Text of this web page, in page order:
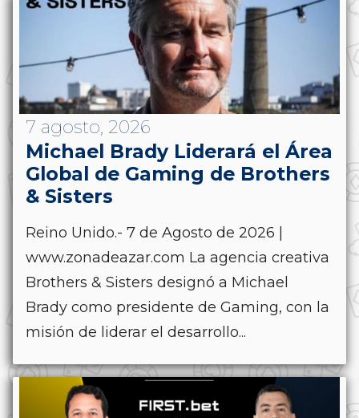
7 agosto, 2026
Michael Brady Liderará el Área
Global de Gaming de Brothers
& Sisters
Reino Unido.- 7 de Agosto de 2026 |
www.zonadeazar.com La agencia creativa
Brothers & Sisters designó a Michael
Brady como presidente de Gaming, con la
misión de liderar el desarrollo...